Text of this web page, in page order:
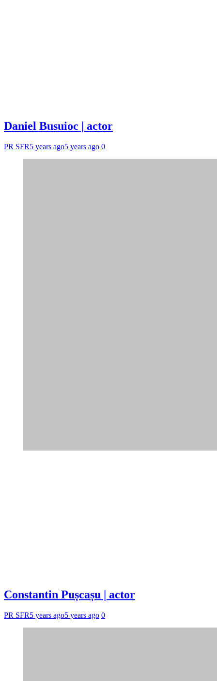
Daniel Busuioc | actor
PR SFR5 years ago5 years ago 0
Constantin Pușcașu | actor
PR SFR5 years ago5 years ago 0